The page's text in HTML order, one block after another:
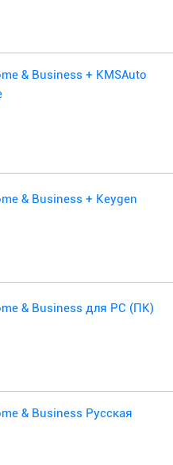
& Business + KMSAuto
& Business + Keygen
& Business для PC (ПК)
& Business Русская